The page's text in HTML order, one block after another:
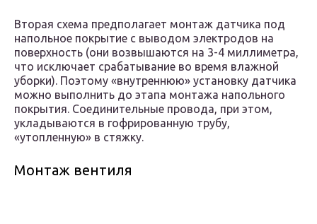
Вторая схема предполагает монтаж датчика под
напольное покрытие с выводом электродов на
поверхность (они возвышаются на 3-4 миллиметра,
что исключает срабатывание во время влажной
уборки). Поэтому «внутреннюю» установку датчика
можно выполнить до этапа монтажа напольного
покрытия. Соединительные провода, при этом,
укладываются в гофрированную трубу,
«утопленную» в стяжку.
Монтаж вентиля